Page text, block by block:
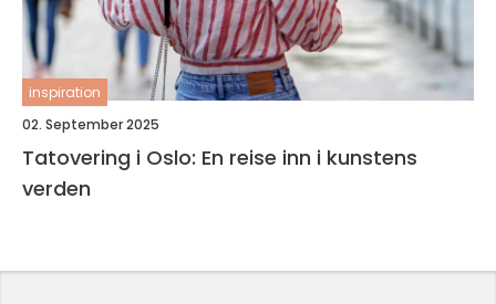
inspiration
02. September 2025
Tatovering i Oslo: En reise inn i kunstens
verden